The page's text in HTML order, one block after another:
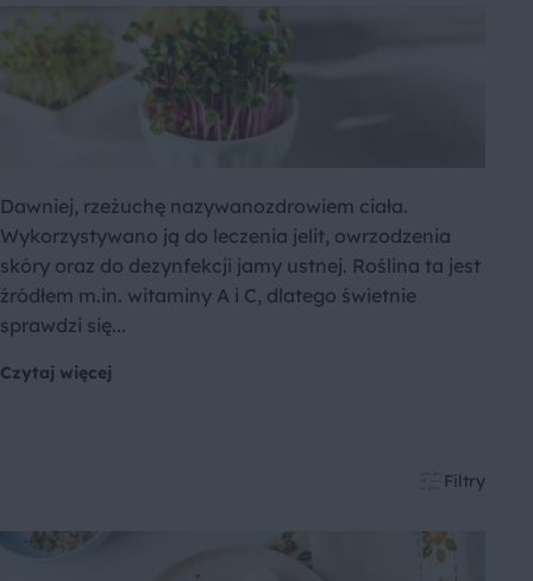
Dawniej, rzeżuchę nazywanozdrowiem ciała.
Wykorzystywano ją do leczenia jelit, owrzodzenia
skóry oraz do dezynfekcji jamy ustnej. Roślina ta jest
źródłem m.in. witaminy A i C, dlatego świetnie
sprawdzi się...
Czytaj więcej
Filtry